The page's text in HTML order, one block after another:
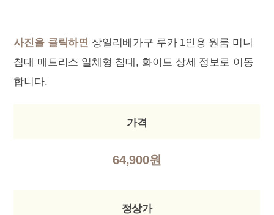
사진을 클릭하면 상일리베가구 루카 1인용 원룸 미니
침대 매트리스 일체형 침대, 화이트 상세 정보로 이동
합니다.
가격
64,900원
정상가